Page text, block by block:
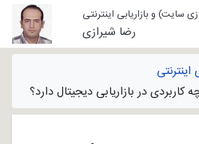
سایت) و بازاریابی اینترنتی
رضا شیرازی